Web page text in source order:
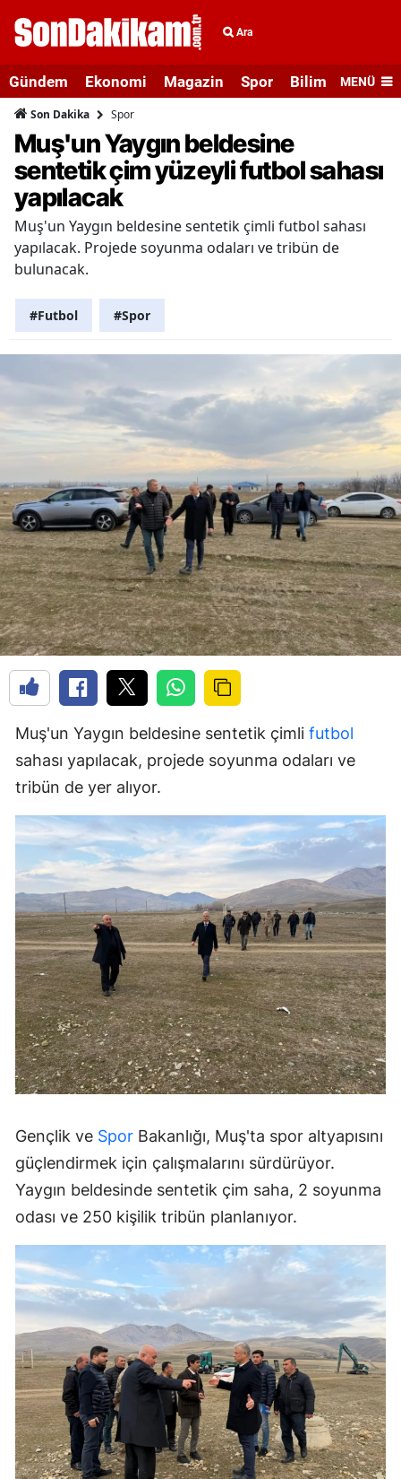
Ara
Gündem Ekonomi Magazin Spor Bilim veMENÜ
Son Dakika Spor
Muş'un Yaygın beldesine
sentetik çim yüzeyli futbol sahası
yapılacak
Muş'un Yaygın beldesine sentetik çimli futbol sahası
yapılacak. Projede soyunma odaları ve tribün de
bulunacak.
#Futbol #Spor
Muş'un Yaygın beldesine sentetik çimli futbol
sahası yapılacak, projede soyunma odaları ve
tribün de yer alıyor.
Gençlik ve Spor Bakanlığı, Muş'ta spor altyapısını
güçlendirmek için çalışmalarını sürdürüyor.
Yaygın beldesinde sentetik çim saha, 2 soyunma
odası ve 250 kişilik tribün planlanıyor.